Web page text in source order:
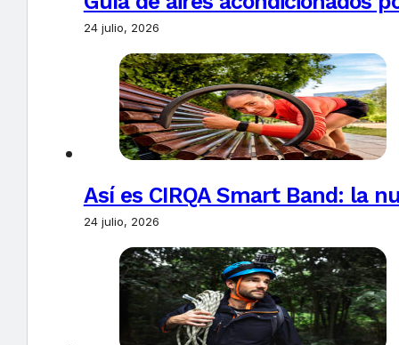
24 julio, 2026
Así es CIRQA Smart Band: la
24 julio, 2026